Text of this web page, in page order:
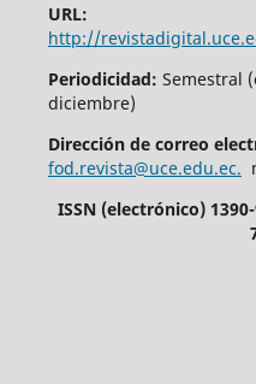
URL:
http://
Periodicidad: Semestral
diciembre)
Dirección de correo
fod.revista@uce.edu.ec.
ISSN (electrónico)